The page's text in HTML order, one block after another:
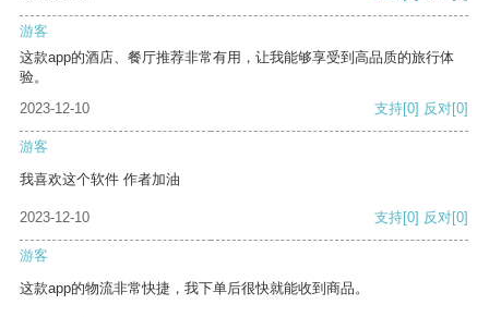
游客
这款app的酒店、餐厅推荐非常有用，让我能够享受到高品质的旅行体
验。
2023-12-10
支持[0] 反对[0]
游客
我喜欢这个软件 作者加油
2023-12-10 支持[0] 反对[0]
游客
这款app的物流非常快捷，我下单后很快就能收到商品。